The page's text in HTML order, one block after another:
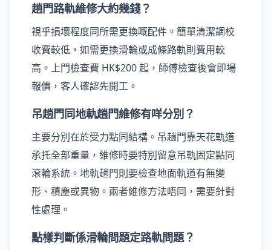
趟門路軌維修大約幾錢？
視乎損壞程度同所需更換嘅配件。簡單清潔調校
收費較低，如需更換滑輪或成條路軌則費用較
高。上門檢查費 HK$200 起，師傅檢查後會即場
報價，客人確認先開工。
吊趟門同地軌趟門維修有咩分別？
主要分別在於受力點同結構。吊趟門靠天花軌道
承托全部重量，維修時要特別留意吊軌固定點同
滾輪系統。地軌趟門則要檢查地面軌道有無變
形、積塵或異物。兩者維修方法唔同，需要針對
性處理。
點樣判斷係滑輪問題定路軌問題？